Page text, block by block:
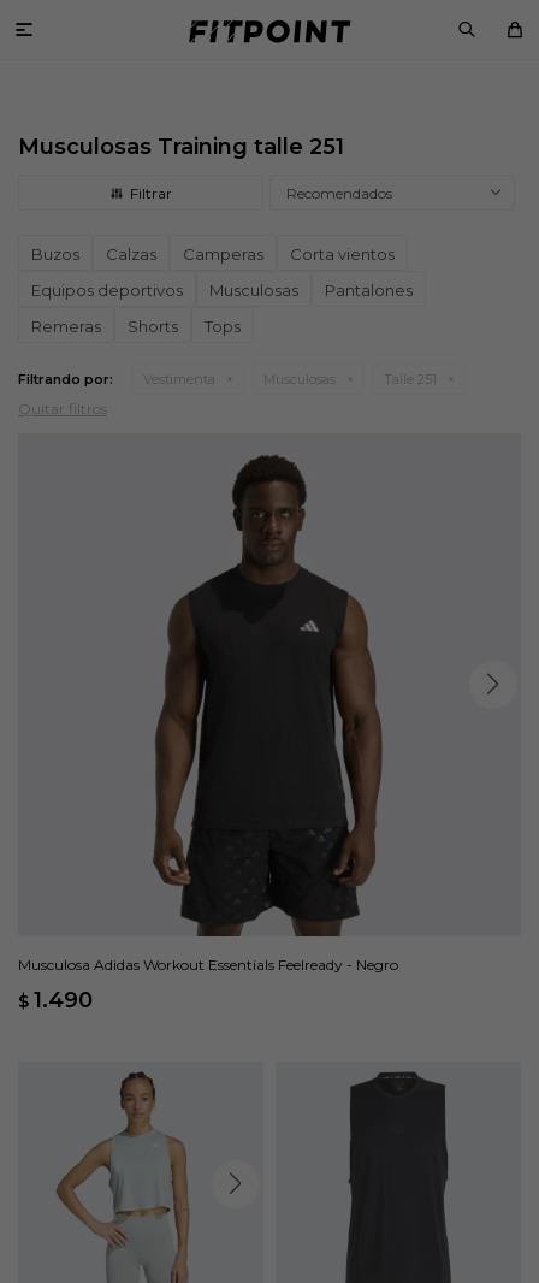

Musculosas Training talle 251
Recomendados
Buzos Calzas Camperas
Corta vientos
Equipos deportivos
Musculosas
Pantalones
Remeras
Shorts Tops
Filtrando por: Vestimenta Musculosas Talle 251
Quitar filtros
Musculosa Adidas Workout Essentials Feelready - Negro
$ 1.490